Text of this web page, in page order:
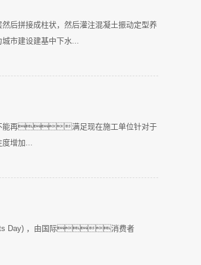
拼接成柱状，然后灌注混凝土振动定型养
建设建基中下水...
不能再满足现在施工单位针对于
增加...
Day) ，由国际消费者